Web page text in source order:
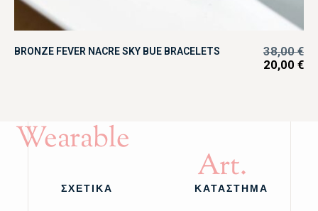
BRONZE FEVER NACRE SKY BUE BRACELETS 38,00€
20,00 €
Wearable
Art.
ΣΧΕΤΙΚΑ ΚΑΤΑΣΤΗΜΑ